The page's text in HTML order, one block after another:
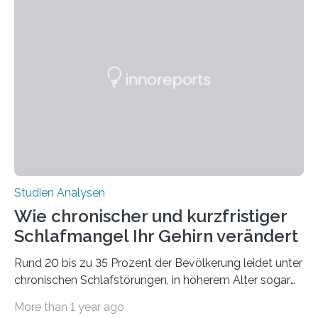
derzeitigen Verbreitungsgebiets bis zum Jahr 2100
Studien Analysen
Wie chronischer und kurzfristiger
Schlafmangel Ihr Gehirn verändert
Rund 20 bis zu 35 Prozent der Bevölkerung leidet unter
chronischen Schlafstörungen, in höherem Alter sogar
Erwachsene kennt zudem ein kurzfristiges Schlafdefizit:
More than 1 year ago